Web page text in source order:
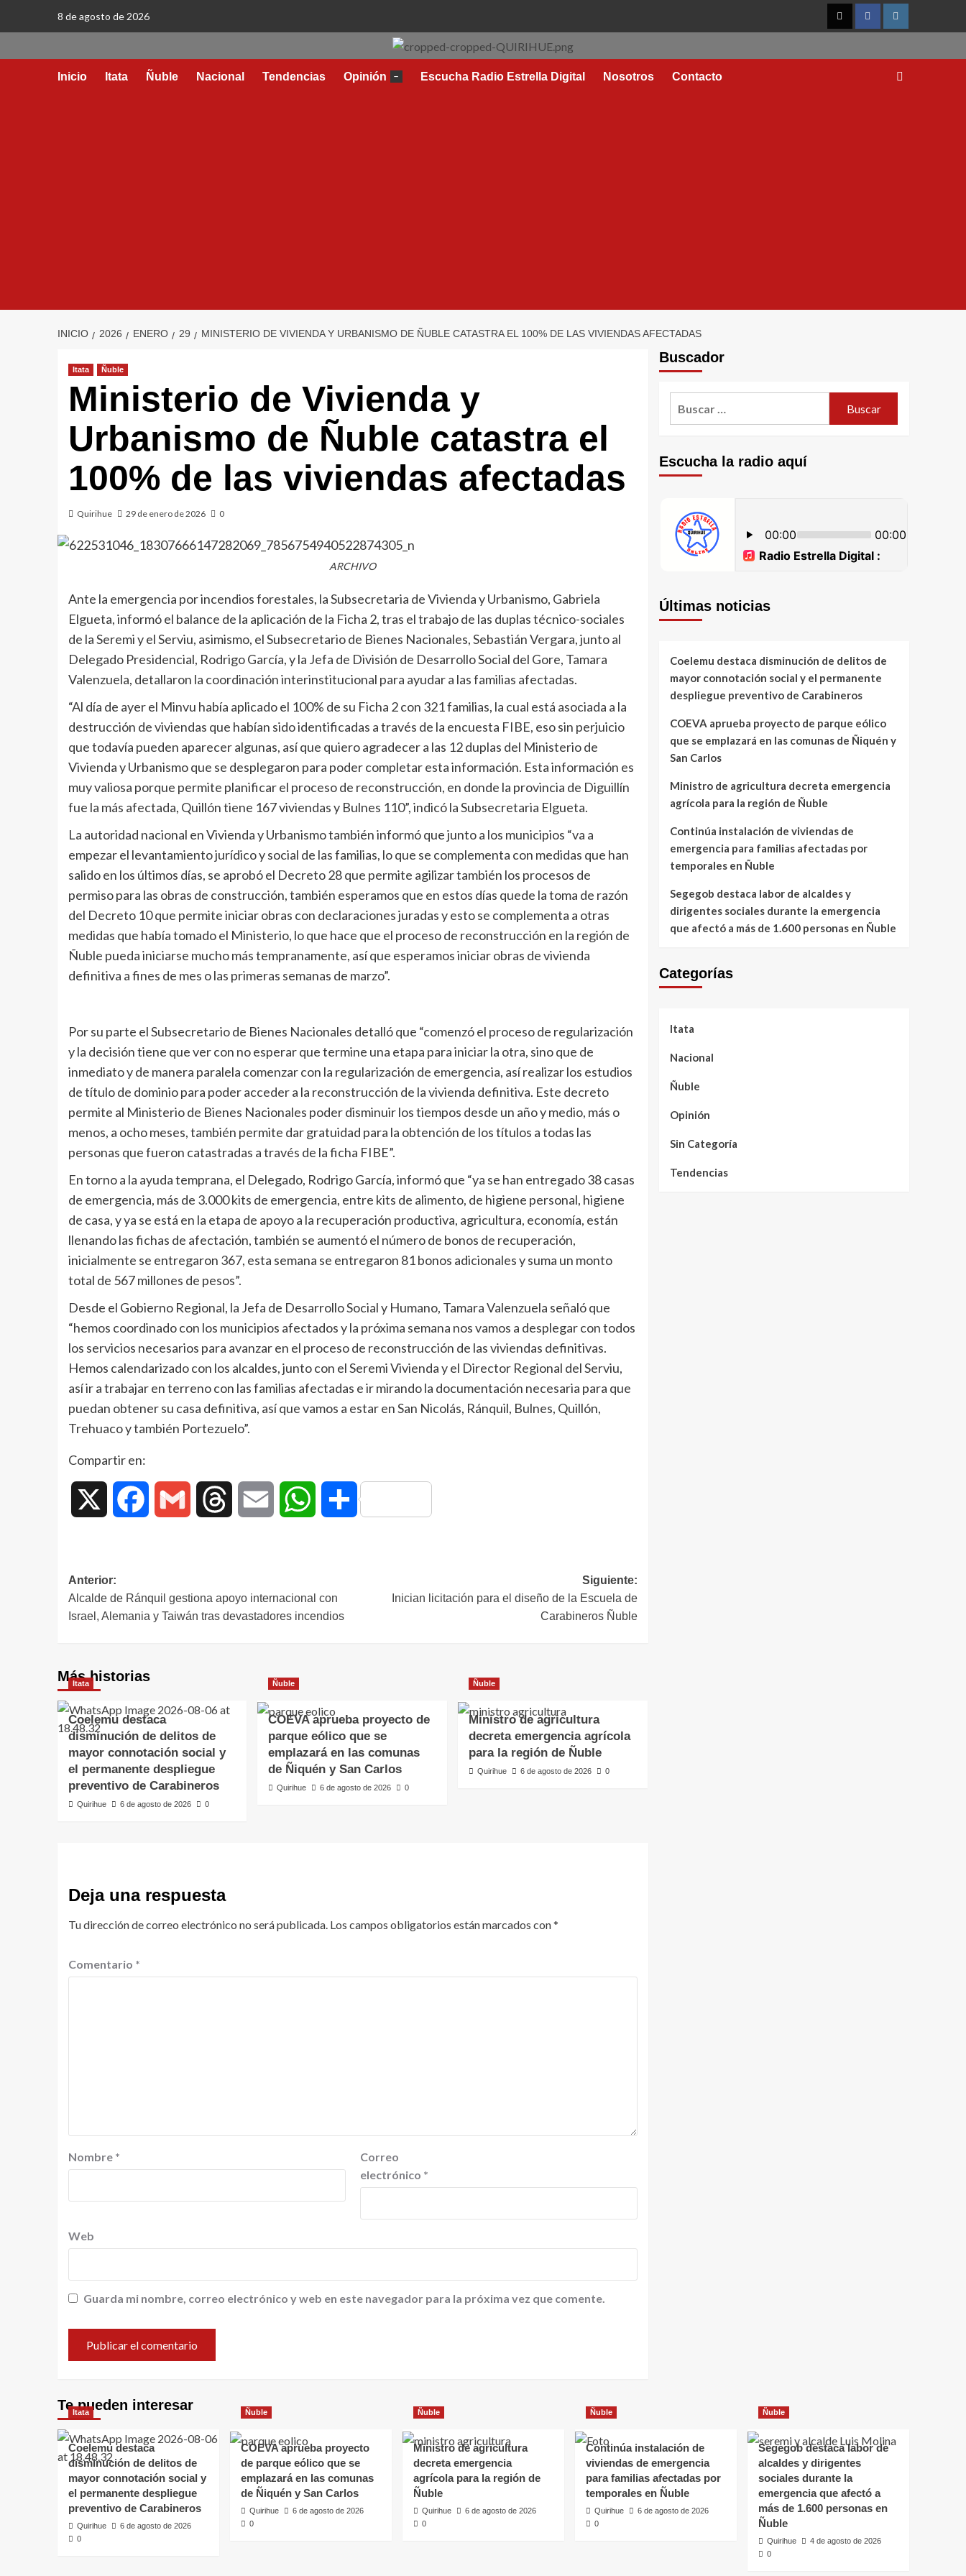
8 de agosto de 2026
Inicio Itata Ñuble Nacional Tendencias Opinión – Escucha Radio Estrella Digital Nosotros Contacto
INICIO 2026 ENERO 29 MINISTERIO DE VIVIENDA Y URBANISMO DE ÑUBLE CATASTRA EL 100% DE LAS VIVIENDAS AFECTADAS
Itata Ñuble
Ministerio de Vivienda y
Urbanismo de Ñuble catastra el
100% de las viviendas afectadas
Quirihue 29 de enero de 2026 0
ARCHIVO
Ante la emergencia por incendios forestales, la Subsecretaria de Vivienda y Urbanismo, Gabriela
Elgueta, informó el balance de la aplicación de la Ficha 2, tras el trabajo de las duplas técnico-sociales
de la Seremi y el Serviu, asimismo, el Subsecretario de Bienes Nacionales, Sebastián Vergara, junto al
Delegado Presidencial, Rodrigo García, y la Jefa de División de Desarrollo Social del Gore, Tamara
Valenzuela, detallaron la coordinación interinstitucional para ayudar a las familias afectadas.
“Al día de ayer el Minvu había aplicado el 100% de su Ficha 2 con 321 familias, la cual está asociada a la
destrucción de viviendas que habían sido identificadas a través de la encuesta FIBE, eso sin perjuicio
que todavía pueden aparecer algunas, así que quiero agradecer a las 12 duplas del Ministerio de
Vivienda y Urbanismo que se desplegaron para poder completar esta información. Esta información es
muy valiosa porque permite planificar el proceso de reconstrucción, en donde la provincia de Diguillín
fue la más afectada, Quillón tiene 167 viviendas y Bulnes 110”, indicó la Subsecretaria Elgueta.
La autoridad nacional en Vivienda y Urbanismo también informó que junto a los municipios “va a
empezar el levantamiento jurídico y social de las familias, lo que se complementa con medidas que han
salido en los últimos días, se aprobó el Decreto 28 que permite agilizar también los procesos de
permiso para las obras de construcción, también esperamos que en estos días quede la toma de razón
del Decreto 10 que permite iniciar obras con declaraciones juradas y esto se complementa a otras
medidas que había tomado el Ministerio, lo que hace que el proceso de reconstrucción en la región de
Ñuble pueda iniciarse mucho más tempranamente, así que esperamos iniciar obras de vivienda
definitiva a fines de mes o las primeras semanas de marzo”.
Por su parte el Subsecretario de Bienes Nacionales detalló que “comenzó el proceso de regularización
y la decisión tiene que ver con no esperar que termine una etapa para iniciar la otra, sino que de
inmediato y de manera paralela comenzar con la regularización de emergencia, así realizar los estudios
de título de dominio para poder acceder a la reconstrucción de la vivienda definitiva. Este decreto
permite al Ministerio de Bienes Nacionales poder disminuir los tiempos desde un año y medio, más o
menos, a ocho meses, también permite dar gratuidad para la obtención de los títulos a todas las
personas que fueron catastradas a través de la ficha FIBE”.
En torno a la ayuda temprana, el Delegado, Rodrigo García, informó que “ya se han entregado 38 casas
de emergencia, más de 3.000 kits de emergencia, entre kits de alimento, de higiene personal, higiene
de casa, y ya se está en la etapa de apoyo a la recuperación productiva, agricultura, economía, están
llenando las fichas de afectación, también se aumentó el número de bonos de recuperación,
inicialmente se entregaron 367, esta semana se entregaron 81 bonos adicionales y suma un monto
total de 567 millones de pesos”.
Desde el Gobierno Regional, la Jefa de Desarrollo Social y Humano, Tamara Valenzuela señaló que
“hemos coordinado con los municipios afectados y la próxima semana nos vamos a desplegar con todos
los servicios necesarios para avanzar en el proceso de reconstrucción de las viviendas definitivas.
Hemos calendarizado con los alcaldes, junto con el Seremi Vivienda y el Director Regional del Serviu,
así ir a trabajar en terreno con las familias afectadas e ir mirando la documentación necesaria para que
puedan obtener su casa definitiva, así que vamos a estar en San Nicolás, Ránquil, Bulnes, Quillón,
Trehuaco y también Portezuelo”.
Compartir en:
Facebook Gmail Threads Email WhatsAppCompartir
Anterior:
Alcalde de Ránquil gestiona apoyo internacional con
Israel, Alemania y Taiwán tras devastadores incendios
Siguiente:
Inician licitación para el diseño de la Escuela de
Carabineros Ñuble
Más historias
Itata
Coelemu destaca
disminución de delitos de
mayor connotación social y
el permanente despliegue
preventivo de Carabineros
Quirihue 6 de agosto de 2026 0
Ñuble
COEVA aprueba proyecto de
parque eólico que se
emplazará en las comunas
de Ñiquén y San Carlos
Quirihue 6 de agosto de 2026 0
Ñuble
Ministro de agricultura
decreta emergencia agrícola
para la región de Ñuble
Quirihue 6 de agosto de 2026 0
Deja una respuesta
Tu dirección de correo electrónico no será publicada. Los campos obligatorios están marcados con*
Comentario *
Nombre *
Correo
electrónico *
Web
Guarda mi nombre, correo electrónico y web en este navegador para la próxima vez que comente.
Buscador
Escucha la radio aquí
Últimas noticias
Coelemu destaca disminución de delitos de
mayor connotación social y el permanente
despliegue preventivo de Carabineros
COEVA aprueba proyecto de parque eólico
que se emplazará en las comunas de Ñiquén y
San Carlos
Ministro de agricultura decreta emergencia
agrícola para la región de Ñuble
Continúa instalación de viviendas de
emergencia para familias afectadas por
temporales en Ñuble
Segegob destaca labor de alcaldes y
dirigentes sociales durante la emergencia
que afectó a más de 1.600 personas en Ñuble
Categorías
Itata
Nacional
Ñuble
Opinión
Sin Categoría
Tendencias
Te pueden interesar
Itata
Coelemu destaca
disminución de delitos de
mayor connotación social y
el permanente despliegue
preventivo de Carabineros
Quirihue
6 de agosto de 2026
0
Ñuble
COEVA aprueba proyecto
de parque eólico que se
emplazará en las comunas
de Ñiquén y San Carlos
Quirihue
6 de agosto de 2026
0
Ñuble
Ministro de agricultura
decreta emergencia
agrícola para la región de
Ñuble
Quirihue
6 de agosto de 2026
0
Ñuble
Continúa instalación de
viviendas de emergencia
para familias afectadas por
temporales en Ñuble
Quirihue
6 de agosto de 2026
0
Ñuble
Segegob destaca labor de
alcaldes y dirigentes
sociales durante la
emergencia que afectó a
más de 1.600 personas en
Ñuble
Quirihue
4 de agosto de 2026
0